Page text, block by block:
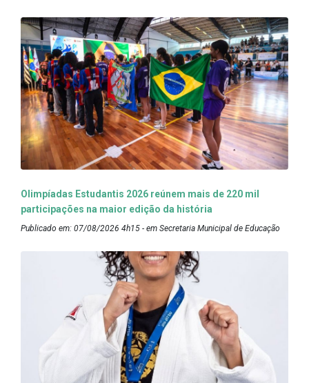
Olimpíadas Estudantis 2026 reúnem mais de 220 mil
participações na maior edição da história
Publicado em: 07/08/2026 4h15 - em Secretaria Municipal de Educação